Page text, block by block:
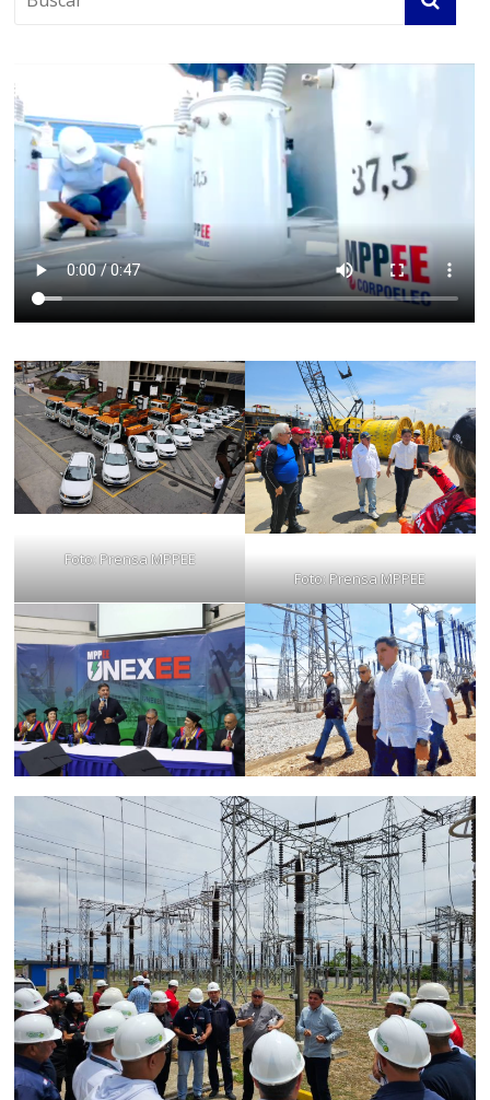
Foto: Prensa MPPEE
Foto: Prensa MPPEE